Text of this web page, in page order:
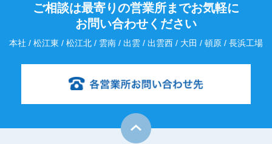
ご相談は最寄りの営業所までお気軽に
お問い合わせください
本社 / 松江東 / 松江北 / 雲南 / 出雲 / 出雲西 / 大田 / 頓原 / 長浜工場